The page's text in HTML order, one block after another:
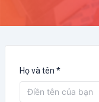
Họ và tên *